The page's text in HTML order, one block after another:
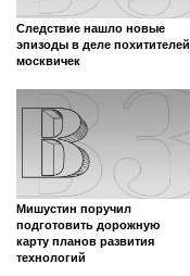
Следствие нашло новые
эпизоды в деле похитителей
москвичек
Мишустин поручил
подготовить дорожную
карту планов развития
технологий